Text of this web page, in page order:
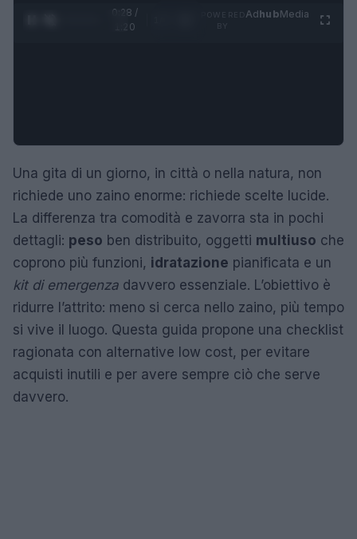
0:29 /
1:20
AdhubMedia
Una gita di un giorno, in città o nella natura, non
richiede uno zaino enorme: richiede scelte lucide.
La differenza tra comodità e zavorra sta in pochi
dettagli: peso ben distribuito, oggetti multiuso che
coprono più funzioni, idratazione pianificata e un
kit di emergenza davvero essenziale. L’obiettivo è
ridurre l’attrito: meno si cerca nello zaino, più tempo
si vive il luogo. Questa guida propone una checklist
ragionata con alternative low cost, per evitare
acquisti inutili e per avere sempre ciò che serve
davvero.